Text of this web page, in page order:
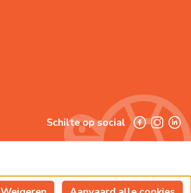
Schilte op social